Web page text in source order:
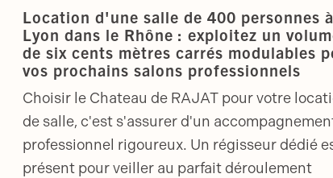
Location d'une salle de 400 personnes
Lyon dans le Rhône : exploitez un
de six cents mètres carrés modulables
vos prochains salons professionnels
Choisir le Chateau de RAJAT pour votre
de salle, c'est s'assurer d'un
professionnel rigoureux. Un régisseur dédié
présent pour veiller au parfait déroulement